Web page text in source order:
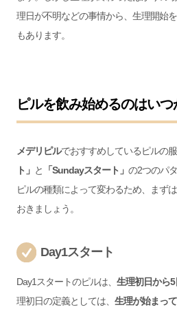
理日が不明などの事情から、生理開始
もあります。
ピルを飲み始めるのはいつ
メデリピルでおすすめしているピルの
ト」 と 「Sundayスタート」 の2つのパ
ピルの種類によって変わるため、まず
おきましょう。
Day1スタート
Day1スタートのピルは、 生理初日から
理初日の定義としては、 生理が始まっ